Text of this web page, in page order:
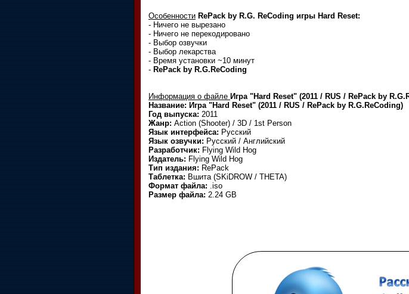
Особенности RePack by R.G. ReCoding игры Hard Reset:
- Ничего не вырезано
- Ничего не перекодировано
- Выбор озвучки
- Выбор лекарства
- Время установки ~10 минут
- RePack by R.G.ReCoding
Информация о файле Игра "Hard Reset" (2011 / RUS / RePack by
Название: Игра "Hard Reset" (2011 / RUS / RePack by R.G.ReCoding)
Год выпуска: 2011
Жанр: Action (Shooter) / 3D / 1st Person
Язык интерфейса: Русский
Язык озвучки: Русский / Английский
Разработчик: Flying Wild Hog
Издатель: Flying Wild Hog
Тип издания: RePack
Таблетка: Вшита (SKiDROW / THETA)
Формат файла: .iso
Размер файла: 2.24 GB